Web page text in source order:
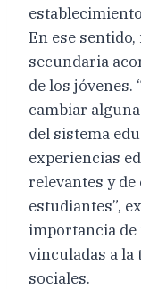
En ese
secundaria
de los jóvenes.
cambiar
del sistema
experiencias
relevantes y
estudiantes”,
importancia
vinculadas a la
sociales.